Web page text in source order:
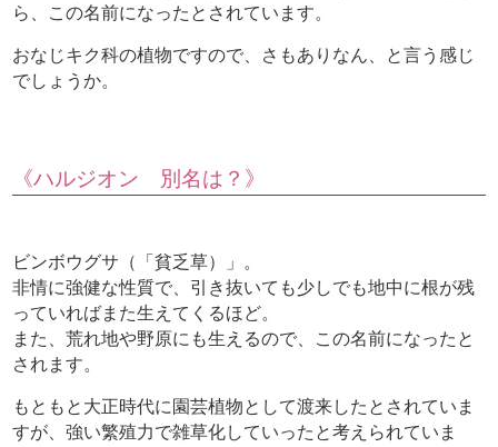
ら、この名前になったとされています。
おなじキク科の植物ですので、さもありなん、と言う感じ
でしょうか。
《ハルジオン 別名は？》
ビンボウグサ（「貧乏草）」。
非情に強健な性質で、引き抜いても少しでも地中に根が残
っていればまた生えてくるほど。
また、荒れ地や野原にも生えるので、この名前になったと
されます。
もともと大正時代に園芸植物として渡来したとされていま
すが、強い繁殖力で雑草化していったと考えられていま